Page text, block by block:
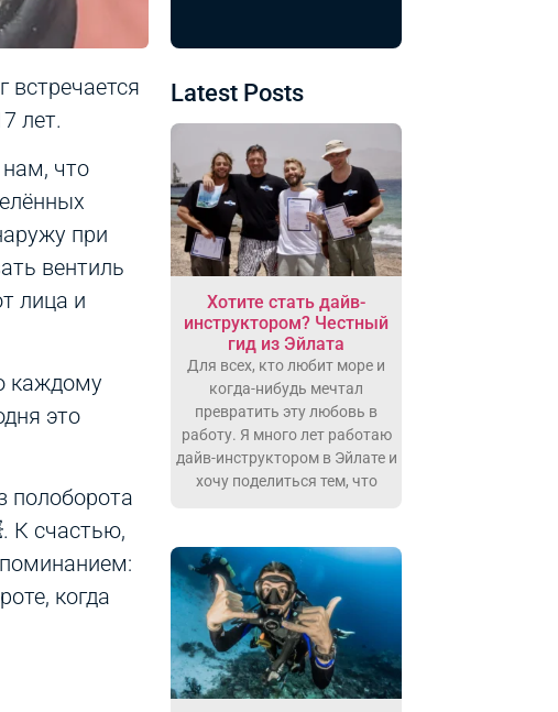
лет.
что
при
вентиль
лица и
каждому
это
полоборота
К счастью,
когда
Latest Posts
Хотите стать дайв-
инструктором? Честный
гид из Эйлата
Для всех, кто любит море и
когда-нибудь мечтал
превратить эту любовь в
работу. Я много лет работаю
дайв-инструктором в Эйлате и
хочу поделиться тем, что